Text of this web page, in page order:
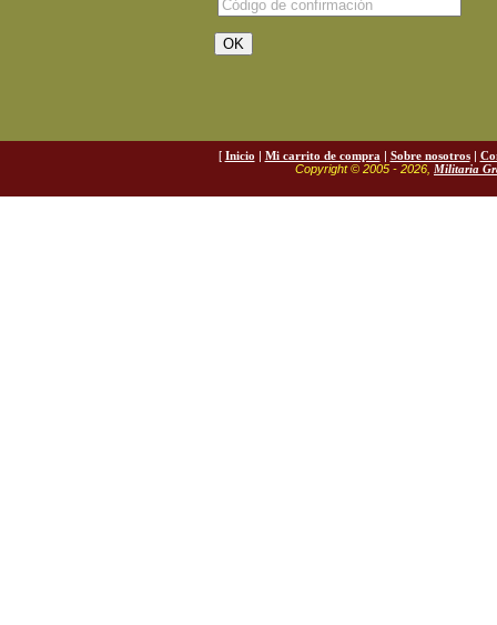
[ Inicio | Mi carrito de compra | Sobre nosotros|
Copyright © 2005 - 2026, Militaria